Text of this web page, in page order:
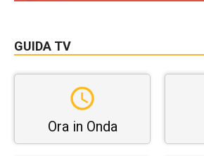
GUIDA TV
Ora in Onda